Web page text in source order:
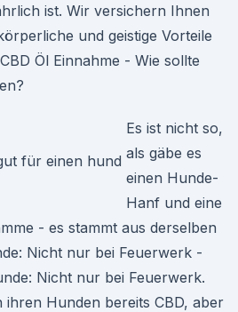
ist. Wir versichern Ihnen
und geistige Vorteile
Öl Einnahme - Wie sollte
Es ist nicht so,
als gäbe es
einen Hunde-
Hanf und eine
- es stammt aus derselben
Nicht nur bei Feuerwerk -
Nicht nur bei Feuerwerk.
ihren Hunden bereits CBD, aber